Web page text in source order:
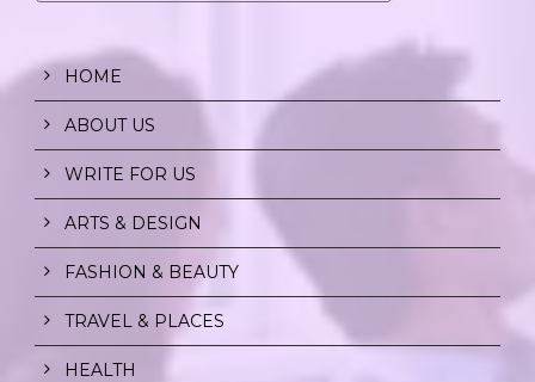
HOME
ABOUT US
WRITE FOR US
ARTS & DESIGN
FASHION & BEAUTY
TRAVEL & PLACES
HEALTH